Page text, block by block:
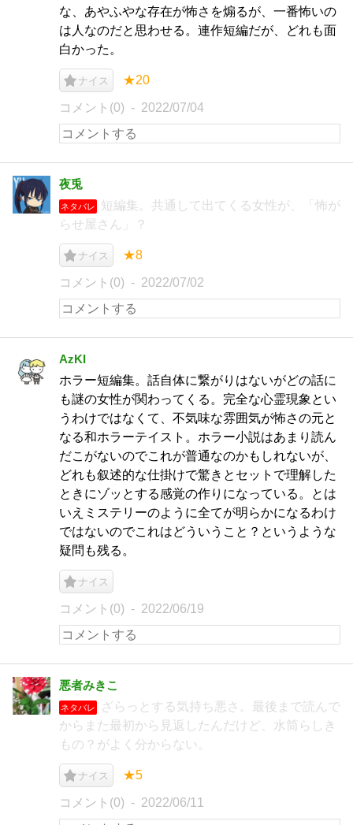
な、あやふやな存在が怖さを煽るが、一番怖いの
は人なのだと思わせる。連作短編だが、どれも面
白かった。
ナイス ★20
コメント(0) 2022/07/04
夜兎
ネタバレ
短編集。共通して出てくる女性が、「怖が
らせ屋さん」？
ナイス ★8
コメント(0) 2022/07/02
AzKI
ホラー短編集。話自体に繋がりはないがどの話に
も謎の女性が関わってくる。完全な心霊現象とい
うわけではなくて、不気味な雰囲気が怖さの元と
なる和ホラーテイスト。ホラー小説はあまり読ん
だこがないのでこれが普通なのかもしれないが、
どれも叙述的な仕掛けで驚きとセットで理解した
ときにゾッとする感覚の作りになっている。とは
いえミステリーのように全てが明らかになるわけ
ではないのでこれはどういうこと？というような
疑問も残る。
ナイス
コメント(0) 2022/06/19
悪者みきこ
ネタバレ
ざらっとする気持ち悪さ。最後まで読んで
からまた最初から見返したんだけど、水筒らしき
もの？がよく分からない。
ナイス ★5
コメント(0) 2022/06/11